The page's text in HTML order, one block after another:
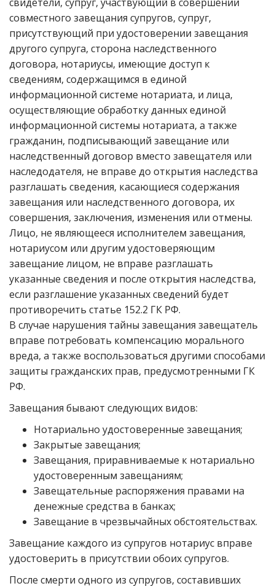
совместного завещания супругов, супруг,
присутствующий при удостоверении завещания
другого супруга, сторона наследственного
договора, нотариусы, имеющие доступ к
сведениям, содержащимся в единой
информационной системе нотариата, и лица,
осуществляющие обработку данных единой
информационной системы нотариата, а также
гражданин, подписывающий завещание или
наследственный договор вместо завещателя или
наследодателя, не вправе до открытия наследства
разглашать сведения, касающиеся содержания
завещания или наследственного договора, их
совершения, заключения, изменения или отмены.
Лицо, не являющееся исполнителем завещания,
нотариусом или другим удостоверяющим
завещание лицом, не вправе разглашать
указанные сведения и после открытия наследства,
если разглашение указанных сведений будет
противоречить статье 152.2 ГК РФ.
В случае нарушения тайны завещания завещатель
вправе потребовать компенсацию морального
вреда, а также воспользоваться другими способами
защиты гражданских прав, предусмотренными ГК
РФ.
Завещания бывают следующих видов:
Нотариально удостоверенные завещания;
Закрытые завещания;
Завещания, приравниваемые к нотариально
удостоверенным завещаниям;
Завещательные распоряжения правами на
денежные средства в банках;
Завещание в чрезвычайных обстоятельствах.
Завещание каждого из супругов нотариус вправе
удостоверить в присутствии обоих супругов.
После смерти одного из супругов, составивших